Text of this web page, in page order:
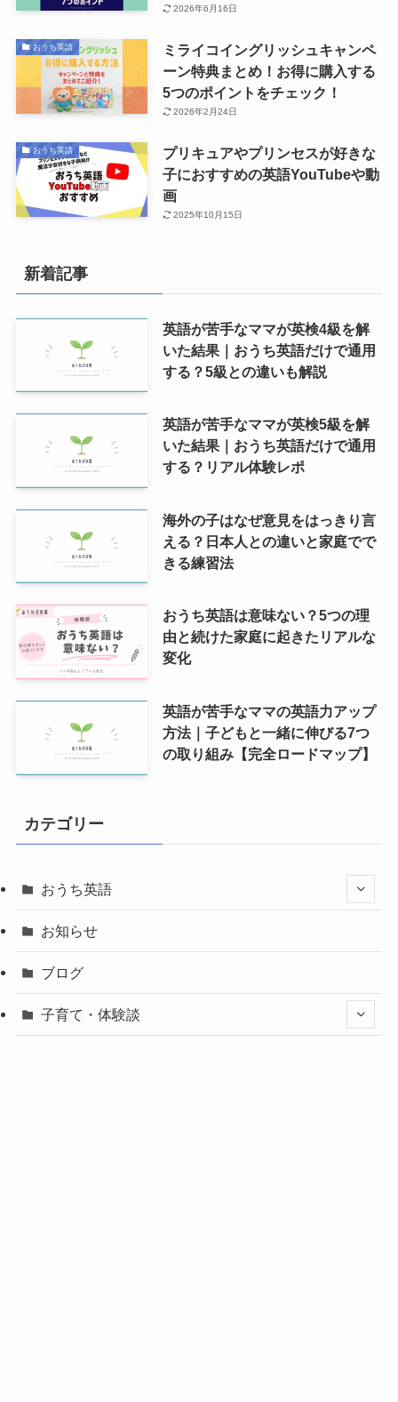
2026年6月16日
おうち英語
ミライコイングリッシュキャンペ
ーン特典まとめ！お得に購入する
5つのポイントをチェック！
2026年2月24日
おうち英語
プリキュアやプリンセスが好きな
子におすすめの英語YouTubeや動
画
2025年10月15日
新着記事
英語が苦手なママが英検4級を解
いた結果｜おうち英語だけで通用
する？5級との違いも解説
英語が苦手なママが英検5級を解
いた結果｜おうち英語だけで通用
する？リアル体験レポ
海外の子はなぜ意見をはっきり言
える？日本人との違いと家庭でで
きる練習法
おうち英語は意味ない？5つの理
由と続けた家庭に起きたリアルな
変化
英語が苦手なママの英語力アップ
方法｜子どもと一緒に伸びる7つ
の取り組み【完全ロードマップ】
カテゴリー
おうち英語
お知らせ
ブログ
子育て・体験談